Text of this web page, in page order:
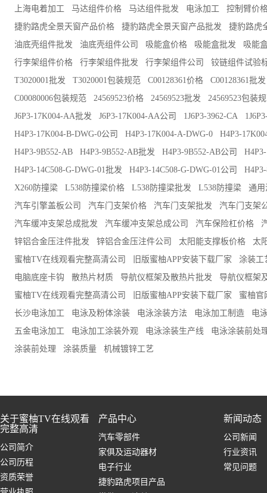
上海电着加工
马达组件价格 马达组件批发 电泳加工
控制臂价
捷豹路虎全景天窗产品价格
捷豹路虎全景天窗产品批发
捷豹路虎
油底壳组件批发
油底壳组件公司 吸能盒价格 吸能盒批发
吸能
行李架组件价格
行李架组件批发 行李架组件公司
铰链组件试验
T3020001批发
T3020001包装规范 C00128361价格
C00128361批发
C00080006包装规范
24569523价格 24569523批发
24569523包装
J6P3-17K004-AA批发
J6P3-17K004-AA公司 1J6P3-3962-CA
H4P3-17K004-B-DWG-0公司
H4P3-17K004-A-DWG-0
H4P3-
H4P3-9B552-AB
H4P3-9B552-AB批发 H4P3-9B552-AB公司
H4P3-14C508-G-DWG-01批发
H4P3-14C508-G-DWG-01公司
X260防撞梁
L538防撞梁价格 L538防撞梁批发 L538防撞梁
通用
汽车引擎盖板公司
汽车门支架价格 汽车门支架批发
汽车门支架
汽车缓冲支架总成批发
汽车缓冲支架总成公司 汽车保险杠价格
锌铝合金压注件批发
锌铝合金压注件公司 太阳能支撑板价格
太
蜜柚TV在线观看完整高清公司
旧版蜜柚APP安装下载厂家
涂装工
电脑底座卡钩
散热片材质 导航仪框架及散热片批发
导航仪框架
蜜柚TV在线观看完整高清公司
旧版蜜柚APP安装下载厂家
蜜柚官
长沙电泳加工
电泳及粉体涂装 电泳涂装方法 电泳加工制造
电
五金电泳加工
电泳加工涂装外观 电泳涂装生产线
电泳涂装前处
涂装前处理
涂装质量 机械镀锌工艺
关于蜜柚TV在线观看
完整高清
公司简介
公司历程
资质荣誉
产品中心
汽车零部件
家俱及运动器材
电子行业
捷豹路虎项目产品
新闻动态
公司新闻
行业资讯
常见问题